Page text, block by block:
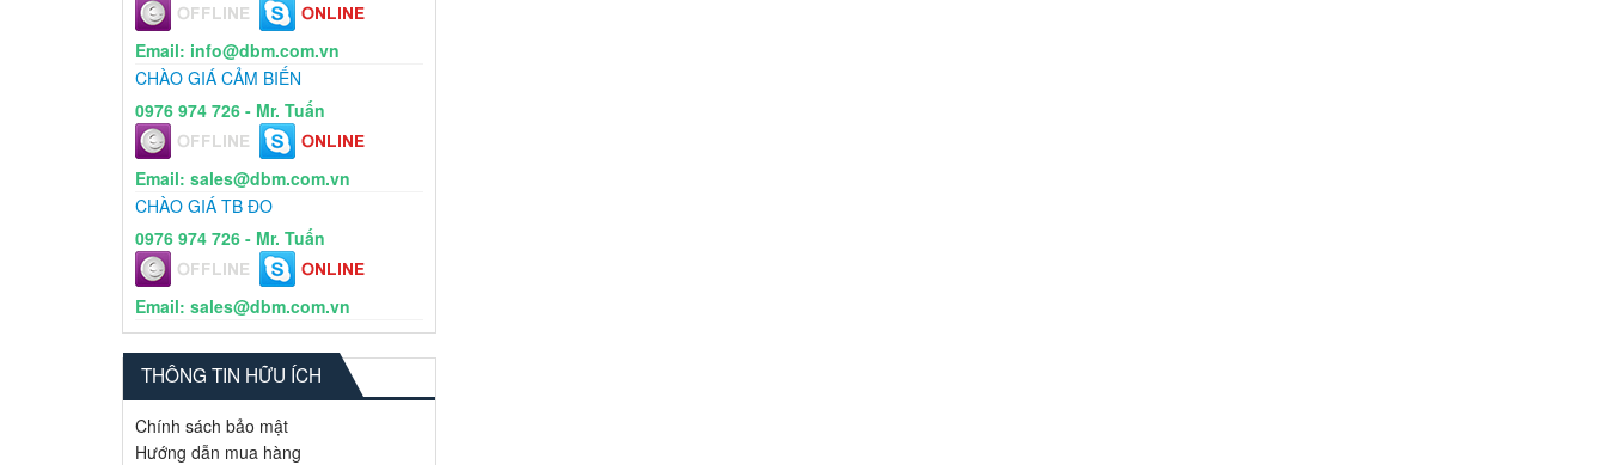
Email: info@dbm.com.vn
CHÀO GIÁ CẢM BIẾN
0976 974 726 - Mr. Tuấn
Email: sales@dbm.com.vn
CHÀO GIÁ TB ĐO
0976 974 726 - Mr. Tuấn
Email: sales@dbm.com.vn
THÔNG TIN HỮU ÍCH
Chính sách bảo mật
Hướng dẫn mua hàng